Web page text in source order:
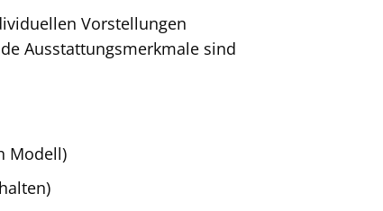
Vorstellungen
Ausstattungsmerkmale sind
Modell)